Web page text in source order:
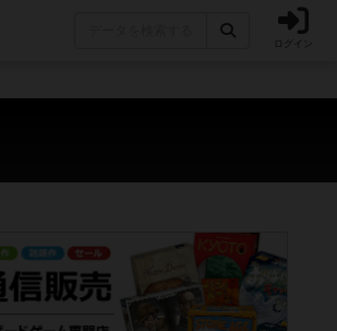
ログイン
参加者へのルール説明時間は含まれていないため、初めて